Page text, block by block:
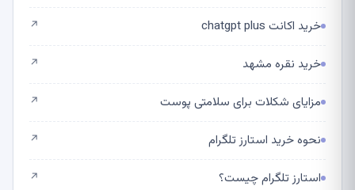
خرید اکانت chatgpt plus ↗
خرید نقره مشهد ↗
مزایای شکلات برای سلامتی پوست ↗
نحوه خرید استارز تلگرام ↗
استارز تلگرام چیست؟ ↗